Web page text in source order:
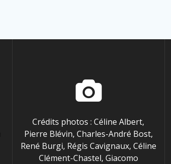
Crédits photos : Céline Albert,
Pierre Blévin, Charles-André Bost,
René Burgi, Régis Cavignaux, Céline
Clément-Chastel, Giacomo